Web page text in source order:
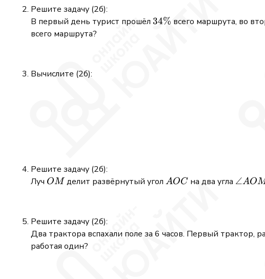
{x}
Решите задачу (2б):
В первый день турист прошёл 34\%
34% всего маршрута, во
всего маршрута?
Вычислите (2б):
Решите задачу (2б):
Луч OM
OM делит развёрнутый уголAOC
AOC на два угла \angle
∠A
Решите задачу (2б):
Два трактора вспахали поле за 6 часов. Первый трактор,
работая один?